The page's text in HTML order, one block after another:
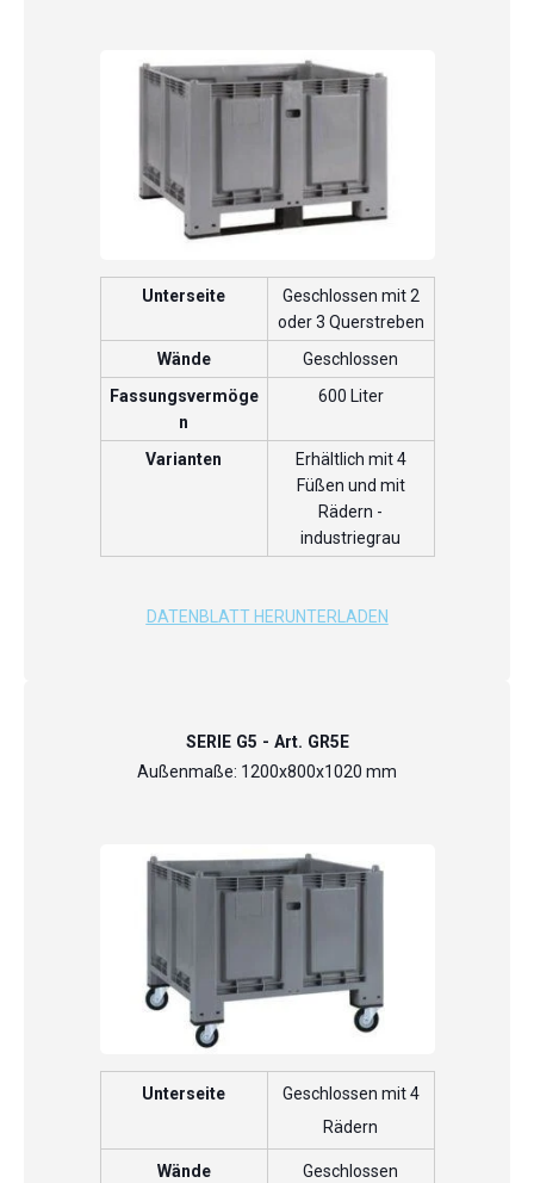
Unterseite
Geschlossen mit 2
oder 3 Querstreben
Wände
Geschlossen
Fassungsvermöge
n
600 Liter
Varianten
Erhältlich mit 4
Füßen und mit
Rädern -
industriegrau
DATENBLATT HERUNTERLADEN
SERIE G5 - Art. GR5E
Außenmaße: 1200x800x1020 mm
Unterseite
Geschlossen mit 4
Rädern
Wände Geschlossen